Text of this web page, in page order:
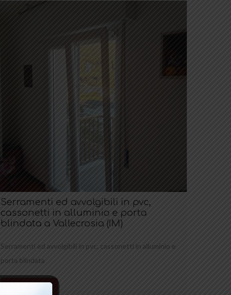
Serramenti ed avvolgibili in pvc,
cassonetti in alluminio e porta
blindata a Vallecrosia (IM)
Serramenti ed avvolgibili in pvc, cassonetti in alluminio e
porta blindata